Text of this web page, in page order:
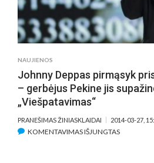
NAUJIENOS
Johnny Deppas pirmąsyk
– gerbėjus Pekine jis
„Viešpatavimas“
PRANEŠIMAS ŽINIASKLAIDAI 2014-03-27,
KOMENTAVIMAS IŠJUNGTASĮRAŠE